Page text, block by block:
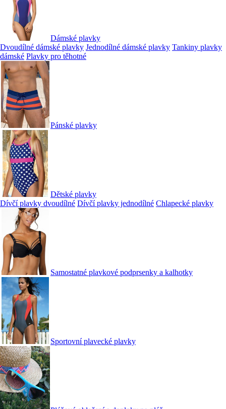
Dámské plavky
Dvoudílné dámské plavky Jednodílné dámské plavky Tankiny plavky
dámské Plavky pro těhotné
Pánské plavky
Dětské plavky
Dívčí plavky dvoudílné Dívčí plavky jednodílné Chlapecké plavky
Samostatné plavkové podprsenky a kalhotky
Sportovní plavecké plavky